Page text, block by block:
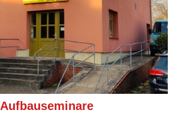
Aufbauseminare